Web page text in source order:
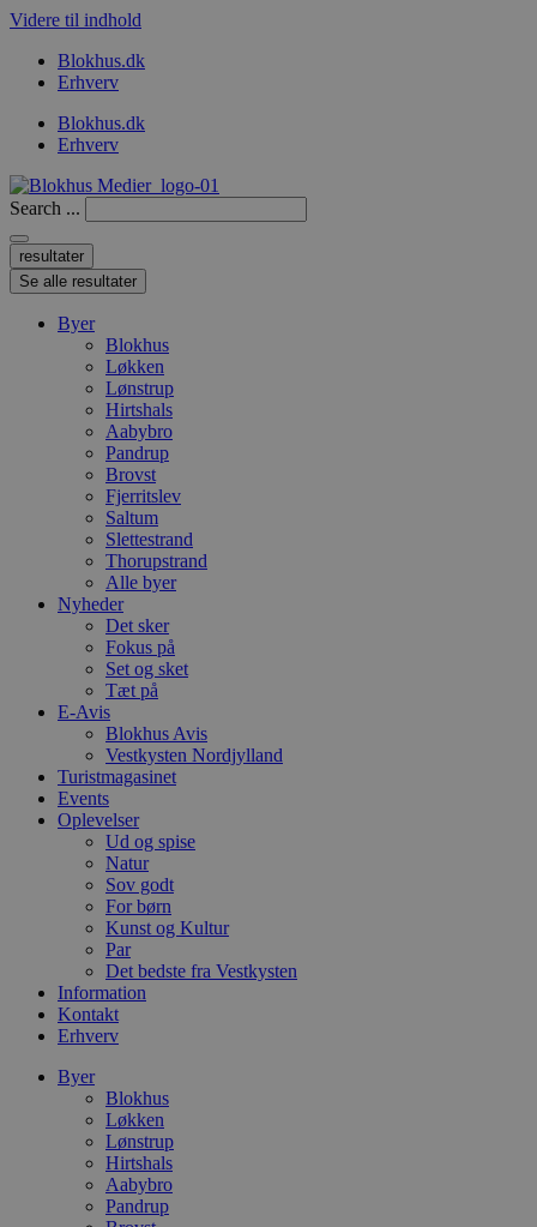
Videre til indhold
Blokhus.dk
Erhverv
Blokhus.dk
Erhverv
Search ...
resultater
Se alle resultater
Byer
Blokhus
Løkken
Lønstrup
Hirtshals
Aabybro
Pandrup
Brovst
Fjerritslev
Saltum
Slettestrand
Thorupstrand
Alle byer
Nyheder
Det sker
Fokus på
Set og sket
Tæt på
E-Avis
Blokhus Avis
Vestkysten Nordjylland
Turistmagasinet
Events
Oplevelser
Ud og spise
Natur
Sov godt
For børn
Kunst og Kultur
Par
Det bedste fra Vestkysten
Information
Kontakt
Erhverv
Byer
Blokhus
Løkken
Lønstrup
Hirtshals
Aabybro
Pandrup